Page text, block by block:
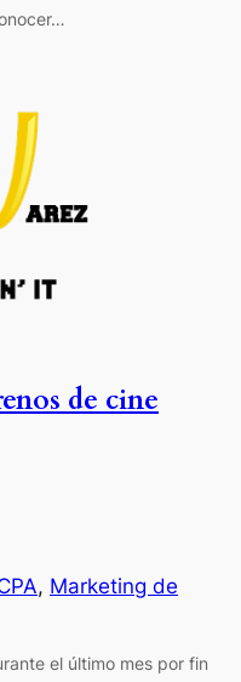
de cine
, Marketing de
el último mes por fin